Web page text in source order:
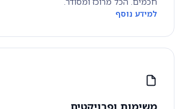
למידע נוסף
משימות ופרויקטים